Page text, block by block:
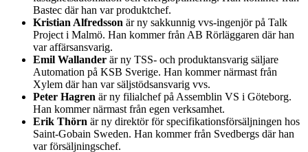
Bastec där han var produktchef.
Kristian Alfredsson är ny sakkunnig vvs-ingenjör på Talk
Project i Malmö. Han kommer från AB Rörläggaren där han
var affärsansvarig.
Emil Wallander är ny TSS- och produktansvarig säljare
Automation på KSB Sverige. Han kommer närmast från
Xylem där han var säljstödsansvarig vvs.
Peter Hagren är ny filialchef på Assemblin VS i Göteborg.
Han kommer närmast från egen verksamhet.
Erik Thörn är ny direktör för specifikationsförsäljningen hos
Saint-Gobain Sweden. Han kommer från Svedbergs där han
var försäljningschef.